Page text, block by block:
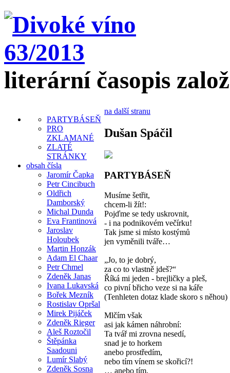
literární časopis
PARTYBÁSEŇ
PRO
ZKLAMANÉ
ZLATÉ
STRÁNKY
obsah čísla
Jaromír Čapka
Petr Cincibuch
Oldřich
Damborský
Michal Dunda
Eva Frantinová
Jaroslav
Holoubek
Martin Honzák
Adam El Chaar
Petr Chmel
Zdeněk Janas
Ivana Lukavská
Bořek Mezník
Rostislav Opršal
Mirek Pijáček
Zdeněk Rieger
Aleš Roztočil
Štěpánka
Saadouni
Lumír Slabý
Zdeněk Sosna
na další stranu
Dušan Spáčil
PARTYBÁSEŇ
Musíme šetřit,
chcem-li žít!:
Pojďme se tedy uskrovnit,
- i na podnikovém večírku!
Tak jsme si místo kostýmů
jen vyměnili tváře…
„Jo, to je dobrý,
za co to vlastně jdeš?“
Říká mi jeden - brejličky a pleš,
co pivní břicho veze si na káře
(Tenhleten dotaz klade skoro s něhou)
Mlčím však
asi jak kámen náhrobní:
Ta tvář mi zrovna nesedí,
snad je to horkem
anebo prostředím,
nebo tím vínem se skořicí?!
… anebo tím,